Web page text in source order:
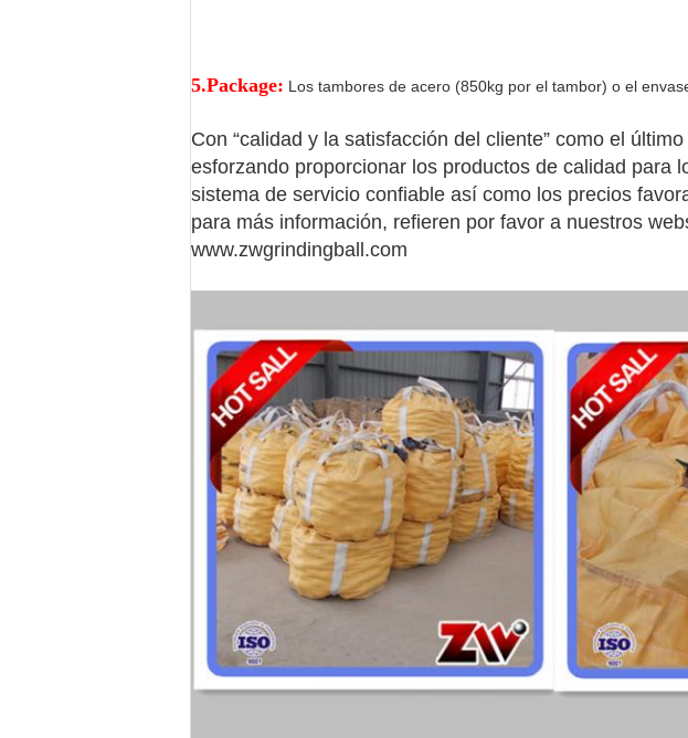
5.Package: Los tambores de acero (850kg por el tambor) o el
Con “calidad y la satisfacción del cliente” como el
esforzando proporcionar los productos de calidad para
sistema de servicio confiable así como los precios
para más información, refieren por favor a nuestros
www.zwgrindingball.com